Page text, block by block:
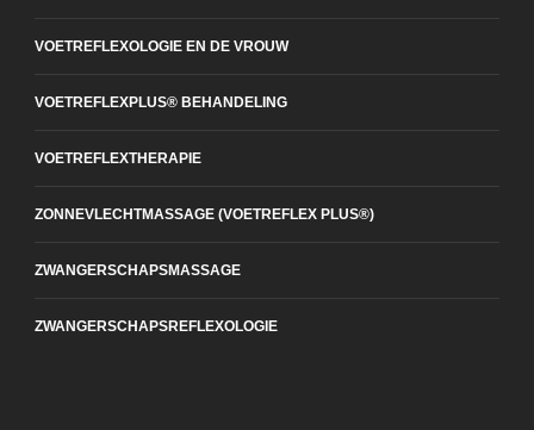
VOETREFLEXOLOGIE EN DE VROUW
VOETREFLEXPLUS® BEHANDELING
VOETREFLEXTHERAPIE
ZONNEVLECHTMASSAGE (VOETREFLEX PLUS®)
ZWANGERSCHAPSMASSAGE
ZWANGERSCHAPSREFLEXOLOGIE